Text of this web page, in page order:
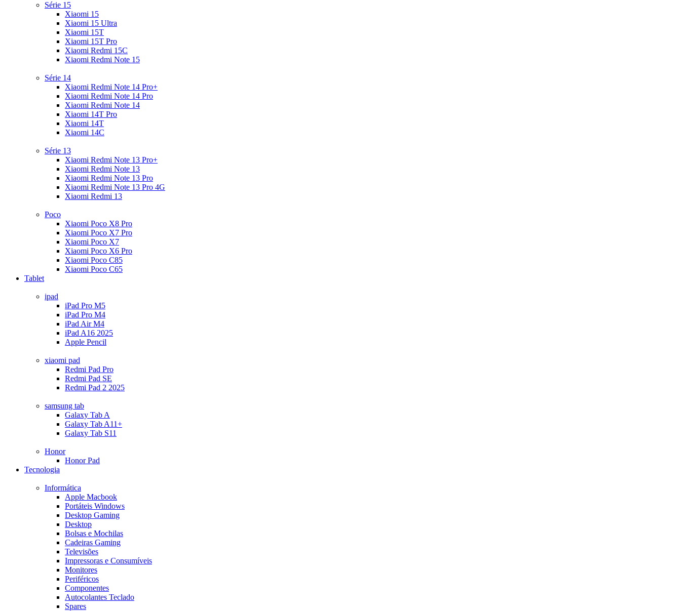
Série 15
Xiaomi 15
Xiaomi 15 Ultra
Xiaomi 15T
Xiaomi 15T Pro
Xiaomi Redmi 15C
Xiaomi Redmi Note 15
Série 14
Xiaomi Redmi Note 14 Pro+
Xiaomi Redmi Note 14 Pro
Xiaomi Redmi Note 14
Xiaomi 14T Pro
Xiaomi 14T
Xiaomi 14C
Série 13
Xiaomi Redmi Note 13 Pro+
Xiaomi Redmi Note 13
Xiaomi Redmi Note 13 Pro
Xiaomi Redmi Note 13 Pro 4G
Xiaomi Redmi 13
Poco
Xiaomi Poco X8 Pro
Xiaomi Poco X7 Pro
Xiaomi Poco X7
Xiaomi Poco X6 Pro
Xiaomi Poco C85
Xiaomi Poco C65
Tablet
ipad
iPad Pro M5
iPad Pro M4
iPad Air M4
iPad A16 2025
Apple Pencil
xiaomi pad
Redmi Pad Pro
Redmi Pad SE
Redmi Pad 2 2025
samsung tab
Galaxy Tab A
Galaxy Tab A11+
Galaxy Tab S11
Honor
Honor Pad
Tecnologia
Informática
Apple Macbook
Portáteis Windows
Desktop Gaming
Desktop
Bolsas e Mochilas
Cadeiras Gaming
Televisões
Impressoras e Consumíveis
Monitores
Periféricos
Componentes
Autocolantes Teclado
Spares